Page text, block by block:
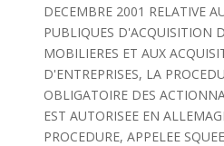
DECEMBRE 2001 RELATIVE
PUBLIQUES D'ACQUISITION
MOBILIERES ET AUX
D'ENTREPRISES, LA
OBLIGATOIRE DES
EST AUTORISEE EN
PROCEDURE, APPELEE